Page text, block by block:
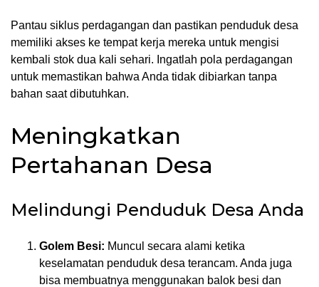
Pantau siklus perdagangan dan pastikan penduduk desa
memiliki akses ke tempat kerja mereka untuk mengisi
kembali stok dua kali sehari. Ingatlah pola perdagangan
untuk memastikan bahwa Anda tidak dibiarkan tanpa
bahan saat dibutuhkan.
Meningkatkan
Pertahanan Desa
Melindungi Penduduk Desa Anda
Golem Besi: Muncul secara alami ketika
keselamatan penduduk desa terancam. Anda juga
bisa membuatnya menggunakan balok besi dan